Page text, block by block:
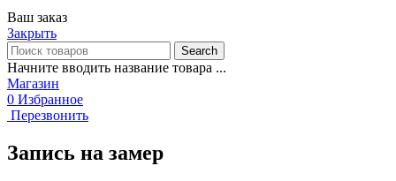
Ваш заказ
Закрыть
Search
Начните вводить название товара ...
Магазин
0 Избранное
Перезвонить
Запись на замер